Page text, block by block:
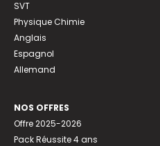
SVT
Physique Chimie
Anglais
Espagnol
Allemand
NOS OFFRES
Offre 2025-2026
Pack Réussite 4 ans